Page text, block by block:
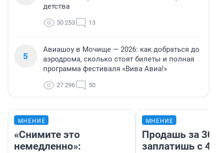
детства
30 253 13
5
Авиашоу в Мочище — 2026: как добраться до
аэродрома, сколько стоят билеты и полная
программа фестиваля «Вива Авиа!»
27 296 50
МНЕНИЕ
«Снимите это
немедленно»:
МНЕНИЕ
Продашь за
заплатишь с